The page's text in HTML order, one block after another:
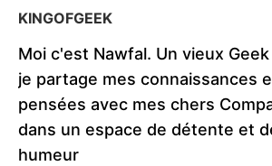
KINGOFGEEK
Moi c'est Nawfal. Un vieux
je partage mes connaissances
pensées avec mes chers
dans un espace de détente et
humeur